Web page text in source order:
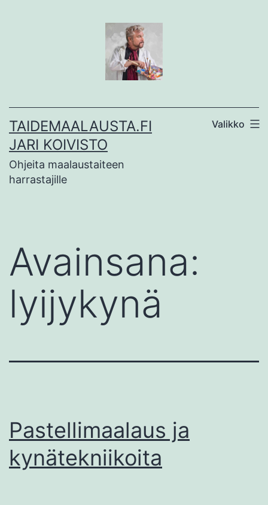
TAIDEMAALAUSTA.FI
JARI KOIVISTO
Ohjeita maalaustaiteen
harrastajille
Valikko
Avainsana:
lyijykynä
Pastellimaalaus ja
kynätekniikoita